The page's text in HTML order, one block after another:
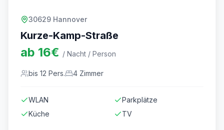
30629 Hannover
Kurze-Kamp-Straße
ab 16€ / Nacht / Person
bis 12 Pers. 4 Zimmer
WLAN
Parkplätze
Küche
TV